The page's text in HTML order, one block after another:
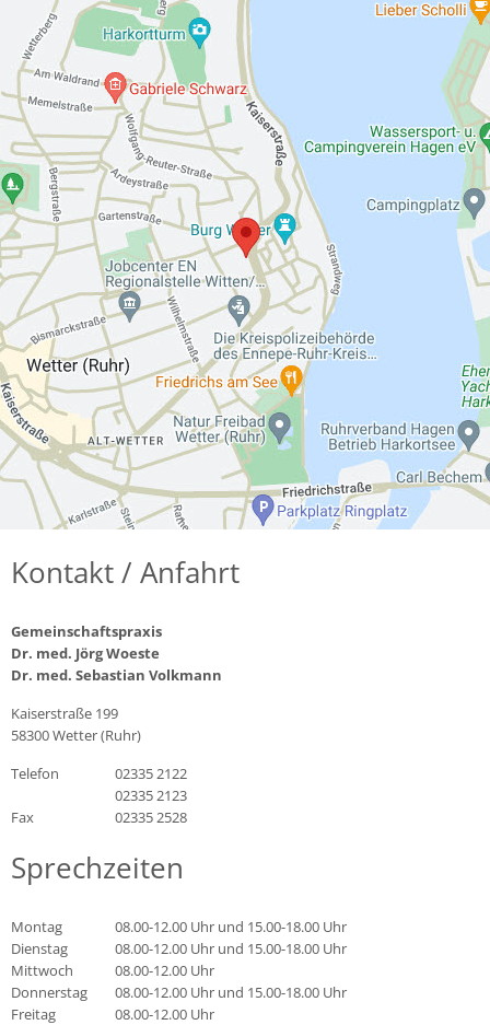
Kontakt / Anfahrt
Gemeinschaftspraxis
Dr. med. Jörg Woeste
Dr. med. Sebastian Volkmann
Kaiserstraße 199
58300 Wetter (Ruhr)
Telefon
02335 2122
02335 2123
Fax
02335 2528
Sprechzeiten
Montag
08.00-12.00 Uhr und 15.00-18.00 Uhr
Dienstag
08.00-12.00 Uhr und 15.00-18.00 Uhr
Mittwoch
08.00-12.00 Uhr
Donnerstag
08.00-12.00 Uhr und 15.00-18.00 Uhr
Freitag
08.00-12.00 Uhr